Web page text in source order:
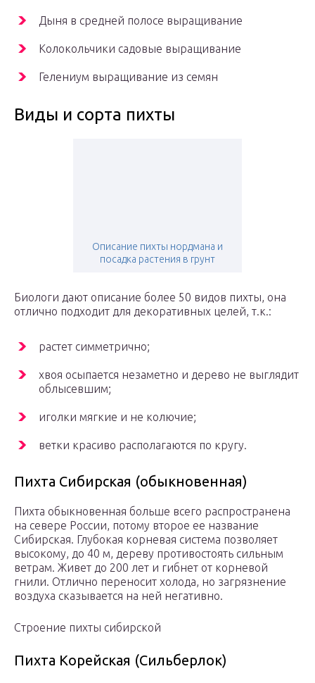
Дыня в средней полосе выращивание
Колокольчики садовые выращивание
Гелениум выращивание из семян
Виды и сорта пихты
Описание пихты нордмана и
посадка растения в грунт
Биологи дают описание более 50 видов пихты, она
отлично подходит для декоративных целей, т.к.:
растет симметрично;
хвоя осыпается незаметно и дерево не выглядит
облысевшим;
иголки мягкие и не колючие;
ветки красиво располагаются по кругу.
Пихта Сибирская (обыкновенная)
Пихта обыкновенная больше всего распространена
на севере России, потому второе ее название
Сибирская. Глубокая корневая система позволяет
высокому, до 40 м, дереву противостоять сильным
ветрам. Живет до 200 лет и гибнет от корневой
гнили. Отлично переносит холода, но загрязнение
воздуха сказывается на ней негативно.
Строение пихты сибирской
Пихта Корейская (Сильберлок)